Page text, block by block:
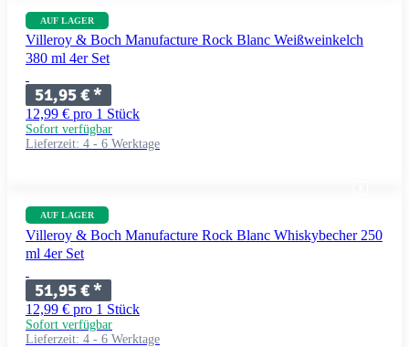
AUF LAGER
Villeroy & Boch Manufacture Rock Blanc Weißweinkelch
380 ml 4er Set
51,95 €*
12,99 € pro 1 Stück
Sofort verfügbar
Lieferzeit: 4 - 6 Werktage
AUF LAGER
Villeroy & Boch Manufacture Rock Blanc Whiskybecher 250
ml 4er Set
51,95 €*
12,99 € pro 1 Stück
Sofort verfügbar
Lieferzeit: 4 - 6 Werktage